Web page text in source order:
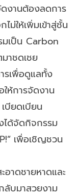
งานต้องลดการ
ม่ให้เพิ่มเข้าสู่ชั้น
มเป็น Carbon
าชดเชย
รเพื่อดูแลทั้ง
ให้การจัดงาน
บียดเบียน
ด้จัดกิจกรรม
เพื่อเชิญชวน
อาดชายหาดและ
ลับมาสวยงาม